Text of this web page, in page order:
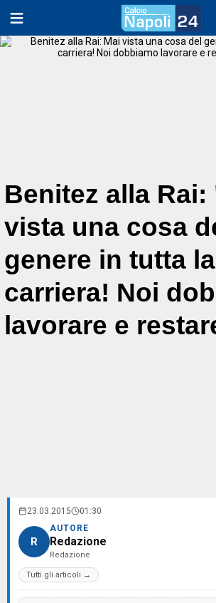
Benitez alla Rai:
vista una cosa
genere in tutta
carriera! Noi
lavorare e
23.03.2015 01:30
R
AUTORE
Redazione
Redazione
Tutti gli articoli →